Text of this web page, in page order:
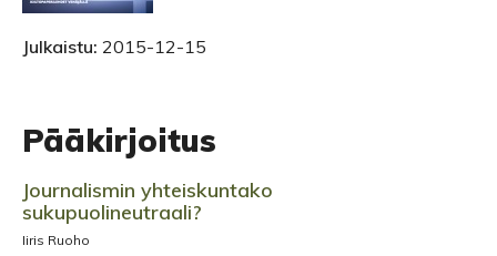
Julkaistu: 2015-12-15
Pääkirjoitus
Journalismin yhteiskuntako
sukupuolineutraali?
Iiris Ruoho